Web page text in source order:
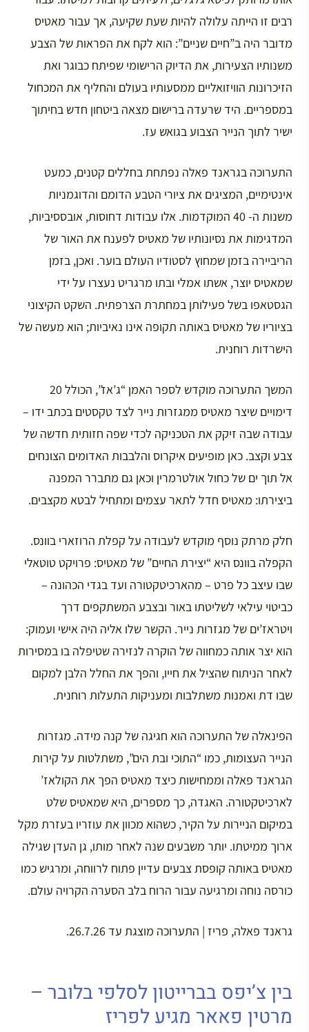
רבים זו הייתה עלולה להיות שעת שקיעה, אך עבור מאטיס
מדובר היה ב”חיים שניים”: הוא לקח את הפראות של הצבע
משנותיו הצעירות, את הדיוק הרישומי שפיתח כבוגר ואת
הזיכרונות הוויזואליים ממסעותיו בעולם והחליף את המכחול
במספריים. היד שרעדה ברישום מצאה ביטחון חדש בחיתוך
ישיר לתוך הנייר הצבוע בגואש עז.
התערוכה בגראנד פאלה נפתחת בחללים קטנים, כמעט
אינטימיים, המציגים את ציורי הטבע הדומם והדוגמניות
משנות ה- 40 המוקדמות. אלו עבודות דחוסות, אובססיביות,
המדגימות את נסיונותיו של מאטיס לפענח את האור של
הריביירה בזמן שמחוץ לסטודיו העולם בוער. ואכן, בזמן
שמאטיס יוצר, אשתו אמלי ובתו מרגריט נעצרו על ידי
הגסטאפו בשל פעילותן במחתרת הצרפתית. השקט הקיצוני
בציוריו של מאטיס באותה תקופה אינו נאיביות; הוא מעשה של
הישרדות רוחנית.
המשך התערוכה מוקדש לספר האמן “ג’אז”, הכולל 20
דימויים שיצר מאטיס ממגזרות נייר לצד טקסטים בכתב ידו –
עבודה שבה זיקק את הטכניקה לכדי שפה חזותית חדשה של
צבע וקצב. כאן מופיעים איקרוס והלבבות האדומים הצונחים
אל תוך ים של כחול אולטרמרין וכאן גם מתברר המפנה
ביצירתו: מאטיס חדל לתאר עצמים ומתחיל לבטא מקצבים.
חלק מרתק נוסף מוקדש לעבודה על קפלת הרוזארי בוונס.
הקפלה בוונס היא “יצירת החיים” של מאטיס: פרויקט טוטאלי
שבו עיצב כל פרט – מהארכיטקטורה ועד בגדי הכהונה –
כביטוי עילאי לשליטתו באור ובצבע המשתקפים דרך
ויטראז’ים של מגזרות נייר. הקשר שלו אליה היה אישי ועמוק:
הוא יצר אותה כמחווה של הוקרה לנזירה שטיפלה בו במסירות
לאחר הניתוח שהציל את חייו, והפך את החלל הלבן למקום
שבו דת ואמנות משתלבות ומעניקות התעלות רוחנית.
הפינאלה של התערוכה הוא חגיגה של קנה מידה. מגזרות
הנייר העצומות, כמו “התוכי ובת הים”, משתלטות על קירות
הגראנד פאלה וממחישות כיצד מאטיס הפך את הקולאז’
לארכיטקטורה. האגדה, כך מספרים, היא שמאטיס שלט
במיקום הניירות על הקיר, כשהוא מכוון את עוזריו בעזרת מקל
ארוך ממיטתו. יותר משבעים שנה לאחר מותו, גן העדן שגילה
מאטיס באותה קופסת צבעים עדיין פתוח לרווחה, ומרגיש כמו
כורסה נוחה ומרגיעה עבור הרוח בלב הסערה הקרויה עולם.
גראנד פאלה, פריז | התערוכה מוצגת עד 26.7.26.
בין צ’יפס בברייטון לסלפי בלובר –
מרטין פאאר מגיע לפריז